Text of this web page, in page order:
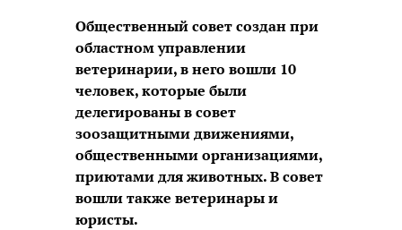
Общественный совет создан при
областном управлении
ветеринарии, в него вошли 10
человек, которые были
делегированы в совет
зоозащитными движениями,
общественными организациями,
приютами для животных. В совет
вошли также ветеринары и
юристы.